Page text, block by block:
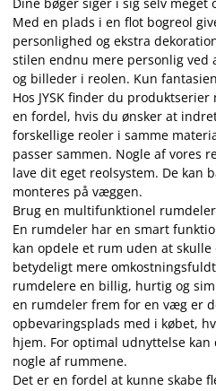
Med en plads i en flot bogreol
personlighed og ekstra
stilen endnu mere personlig
og billeder i reolen. Kun
Hos JYSK finder du
en fordel, hvis du ønsker at
forskellige reoler i samme
passer sammen. Nogle af vores
lave dit eget reolsystem. De kan
monteres på væggen.
Brug en multifunktionel
En rumdeler har en smart
kan opdele et rum uden at
betydeligt mere
rumdelere en billig, hurtig og
en rumdeler frem for en væg er
opbevaringsplads med i købet,
hjem. For optimal udnyttelse
nogle af rummene.
Det er en fordel at kunne skabe